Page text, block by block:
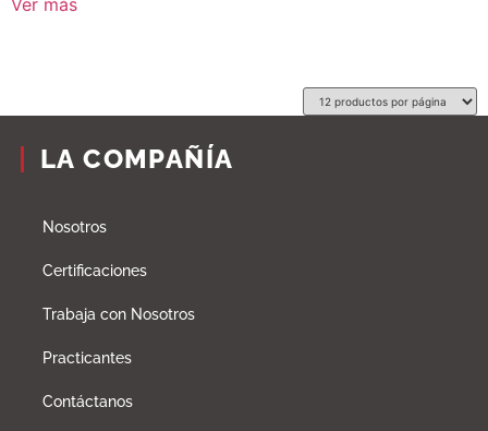
Ver más
LA COMPAÑÍA
Nosotros
Certificaciones
Trabaja con Nosotros
Practicantes
Contáctanos